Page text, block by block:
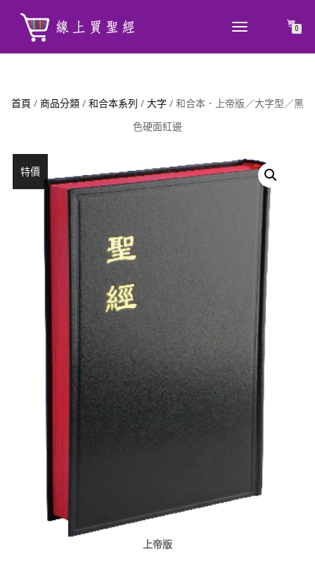
TOGGLE
0
首頁 / 商品分類 / 和合本系列 / 大字 / 和合本．上帝版／大字型／黑
色硬面紅邊
特價
上帝版